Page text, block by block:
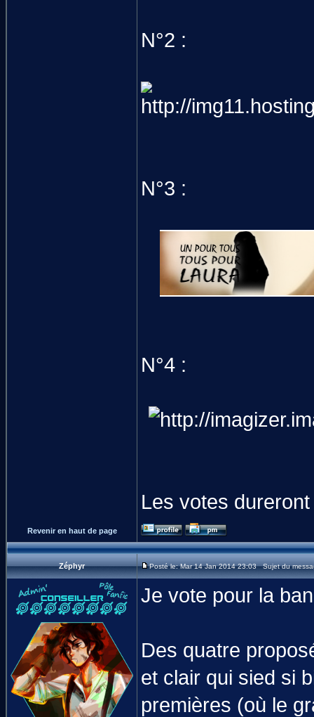
N°2 :
N°3 :
N°4 :
Les votes
Revenir en haut de page
Zéphyr Posté le: Mar 14 Jan 2014 23:03 Sujet du
Je vote pour la
Des quatre
et clair qui sied si
premières (où le